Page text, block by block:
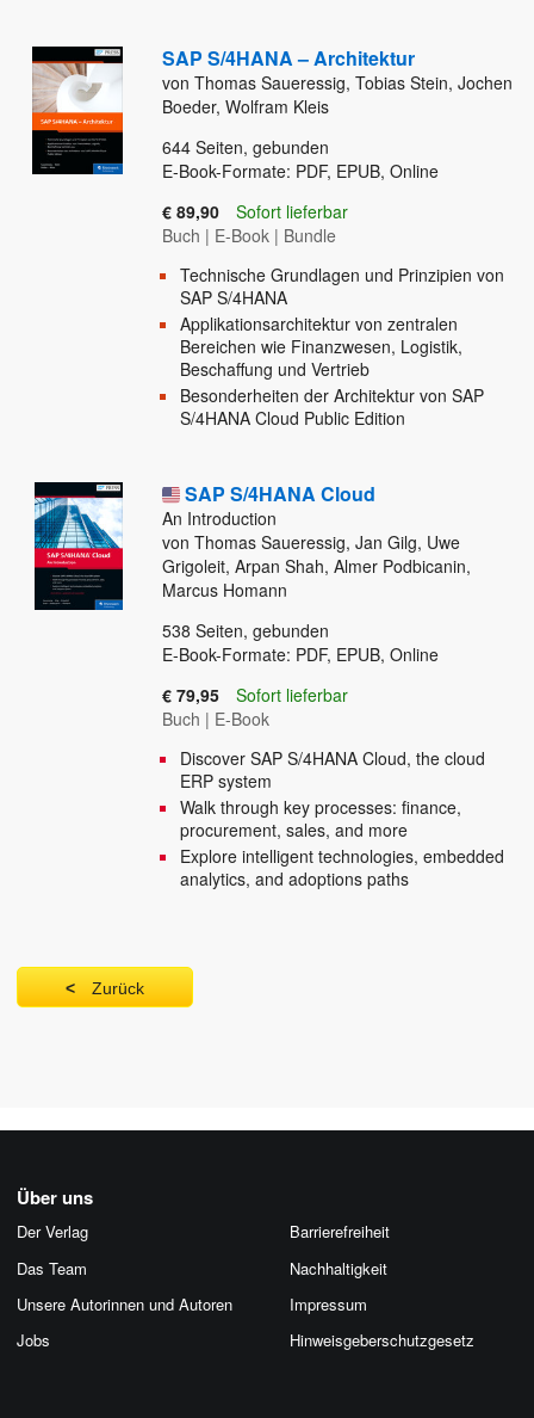
SAP S/4HANA – Architektur
von Thomas Saueressig, Tobias Stein, Jochen
Boeder, Wolfram Kleis
644 Seiten, gebunden
E-Book-Formate: PDF, EPUB, Online
€ 89,90
Sofort lieferbar
Buch | E-Book | Bundle
Technische Grundlagen und Prinzipien von
SAP S/4HANA
Applikationsarchitektur von zentralen
Bereichen wie Finanzwesen, Logistik,
Beschaffung und Vertrieb
Besonderheiten der Architektur von SAP
S/4HANA Cloud Public Edition
SAP S/4HANA Cloud
An Introduction
von Thomas Saueressig, Jan Gilg, Uwe
Grigoleit, Arpan Shah, Almer Podbicanin,
Marcus Homann
538 Seiten, gebunden
E-Book-Formate: PDF, EPUB, Online
€ 79,95
Sofort lieferbar
Buch | E-Book
Discover SAP S/4HANA Cloud, the cloud
ERP system
Walk through key processes: finance,
procurement, sales, and more
Explore intelligent technologies, embedded
analytics, and adoptions paths
Zurück
Über uns
Der Verlag
Das Team
Unsere Autorinnen und Autoren
Jobs
Barrierefreiheit
Nachhaltigkeit
Impressum
Hinweis­geber­schutz­gesetz